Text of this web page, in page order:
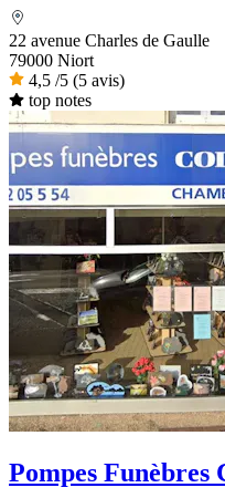
22 avenue Charles de Gaulle
79000 Niort
4,5 /5 (5 avis)
top notes
Pompes Funèbres